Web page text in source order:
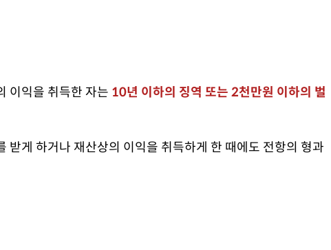
이익을 취득한 자는 10년 이하의 징역 또는 2천만원 이하의 벌
게 하거나 재산상의 이익을 취득하게 한 때에도 전항의 형과